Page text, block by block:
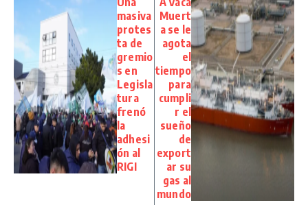
masiva
protes
ta de
gremio
s en
Legisla
tura
frenó
la
adhesi
ón al
RIGI
Muert
a se le
agota
el
tiempo
para
cumpli
r el
sueño
de
export
ar su
gas al
mundo